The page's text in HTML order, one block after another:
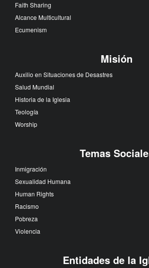
Faith Sharing
Alcance Multicultural
Ecumenism
Misión
Auxilio en Situaciones de Desastres
Salud Mundial
Historia de la Iglesia
Teología
Worship
Temas
Inmigración
Sexualidad Humana
Human Rights
Racismo
Pobreza
Violencia
Entidades de la